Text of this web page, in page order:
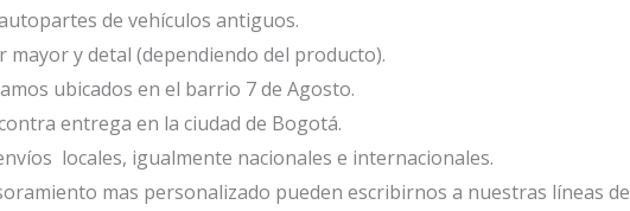
de vehículos antiguos.
mayor y detal (dependiendo del producto).
ubicados en el barrio 7 de Agosto.
entrega en la ciudad de Bogotá.
locales, igualmente nacionales e internacionales.
mas personalizado pueden escribirnos a nuestras líneas